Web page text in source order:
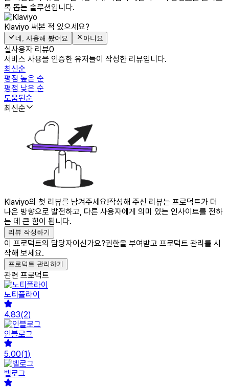
록 돕는 솔루션입니다.
Klaviyo 써본 적 있으세요?
네, 사용해 봤어요 아니요
실사용자 리뷰0
서비스 사용을 인증한 유저들이 작성한 리뷰입니다.
최신순
평점 높은 순
평점 낮은 순
도움된순
최신순
Klaviyo의 첫 리뷰를 남겨주세요!작성해 주신 리뷰는 프로덕트가 더
나은 방향으로 발전하고, 다른 사용자에게 의미 있는 인사이트를 전하
는 데 큰 힘이 됩니다.
리뷰 작성하기
이 프로덕트의 담당자이신가요?권한을 부여받고 프로덕트 관리를 시
작해 보세요.
프로덕트 관리하기
관련 프로덕트
노티플라이
4.83(2)
인블로그
5.00(1)
벨로그